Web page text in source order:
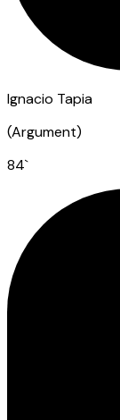
Ignacio Tapia
(Argument)
84`